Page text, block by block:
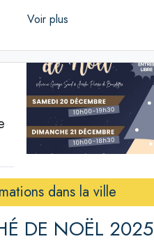
Voir plus
dans la ville
DE NOËL 2025